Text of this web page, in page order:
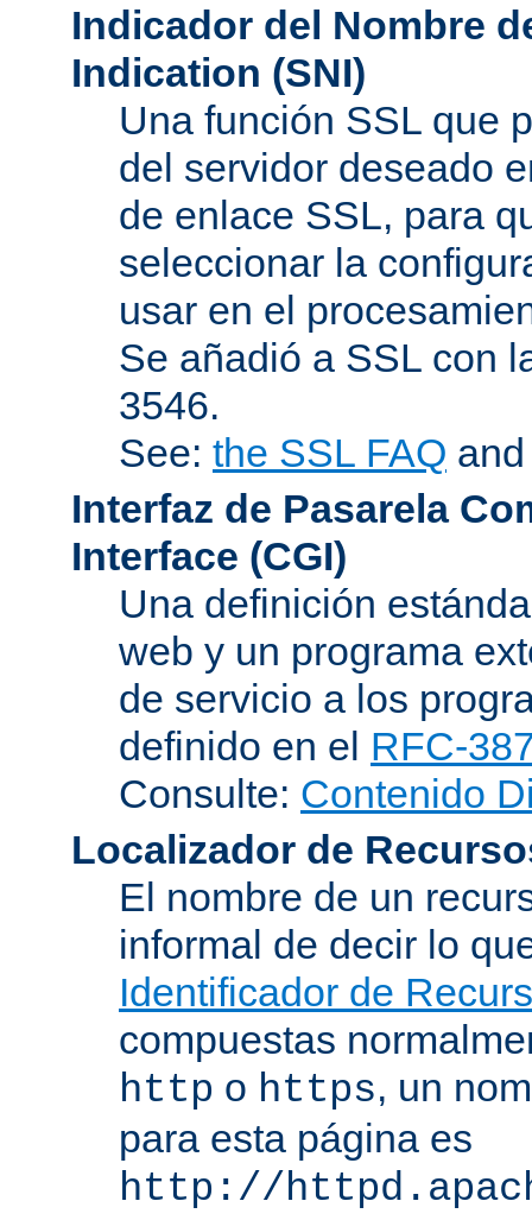
Indicador del Nombre
Indication (SNI)
Una función SSL que
del servidor deseado
de enlace SSL, para
seleccionar la
usar en el
Se añadió a SSL con
3546.
See: the SSL FAQ
Interfaz de Pasarela
Interface (CGI)
Una definición
web y un programa
de servicio a los
definido en el RFC-
Consulte: Contenido
Localizador de
El nombre de un
informal de decir lo
Identificador de
compuestas
http o https, un
para esta página es
http://